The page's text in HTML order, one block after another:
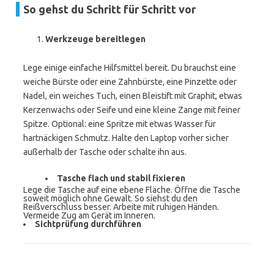
So gehst du Schritt für Schritt vor
Werkzeuge bereitlegen
Lege einige einfache Hilfsmittel bereit. Du brauchst eine
weiche Bürste oder eine Zahnbürste, eine Pinzette oder
Nadel, ein weiches Tuch, einen Bleistift mit Graphit, etwas
Kerzenwachs oder Seife und eine kleine Zange mit feiner
Spitze. Optional: eine Spritze mit etwas Wasser für
hartnäckigen Schmutz. Halte den Laptop vorher sicher
außerhalb der Tasche oder schalte ihn aus.
Tasche flach und stabil fixieren
Lege die Tasche auf eine ebene Fläche. Öffne die Tasche
soweit möglich ohne Gewalt. So siehst du den
Reißverschluss besser. Arbeite mit ruhigen Händen.
Vermeide Zug am Gerät im Inneren.
Sichtprüfung durchführen